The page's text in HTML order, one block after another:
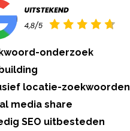
onderzoek
locatie-zoekwoorden
media share
SEO uitbesteden